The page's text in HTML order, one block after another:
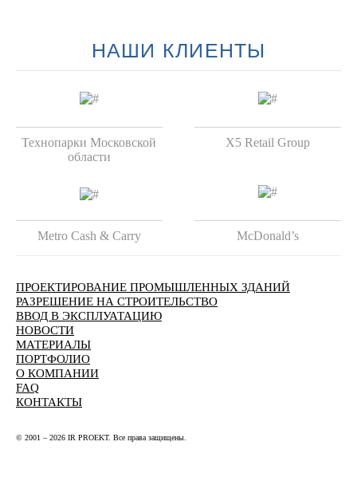
НАШИ КЛИЕНТЫ
Технопарки Московской
области
X5 Retail Group
Metro Cash & Carry McDonald’s
ПРОЕКТИРОВАНИЕ ПРОМЫШЛЕННЫХ ЗДАНИЙ
РАЗРЕШЕНИЕ НА СТРОИТЕЛЬСТВО
ВВОД В ЭКСПЛУАТАЦИЮ
НОВОСТИ
МАТЕРИАЛЫ
ПОРТФОЛИО
О КОМПАНИИ
FAQ
КОНТАКТЫ
© 2001 – 2026 IR PROEKT. Все права защищены.